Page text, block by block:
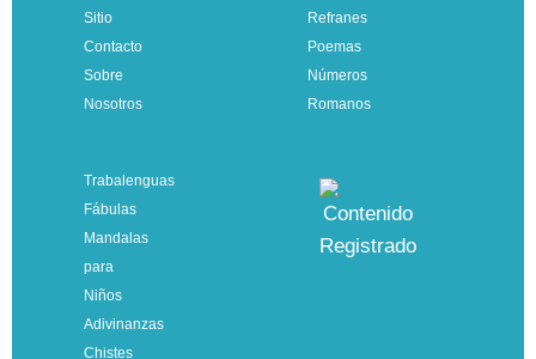
Sitio
Contacto
Sobre
Nosotros
Refranes
Poemas
Números
Romanos
Trabalenguas
Fábulas
Mandalas
para
Niños
Adivinanzas
Chistes